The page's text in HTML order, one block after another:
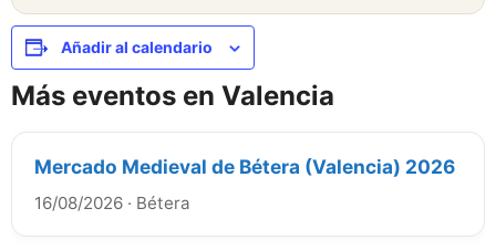
Añadir al calendario
Más eventos en Valencia
Mercado Medieval de Bétera (Valencia) 2026
16/08/2026 · Bétera